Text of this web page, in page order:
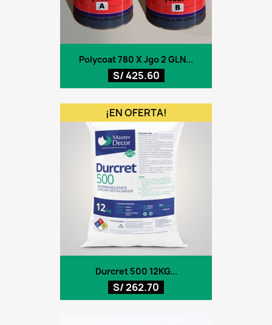
Polycoat 780 X Jgo 2 GLN...
S/ 425.60
Durcret 500 12KG...
S/ 262.70
¡EN OFERTA!